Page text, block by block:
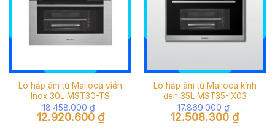
Lò hấp âm tủ Malloca viền
Inox 30L MST30-TS
18.458.000₫
Giá
gốc
12.920.600 ₫Giá
hiện
Lò hấp âm tủ Malloca kính
đen 35L MST35-IX03
17.869.000₫
Giá
gốc
12.508.300 ₫Giá
hiện